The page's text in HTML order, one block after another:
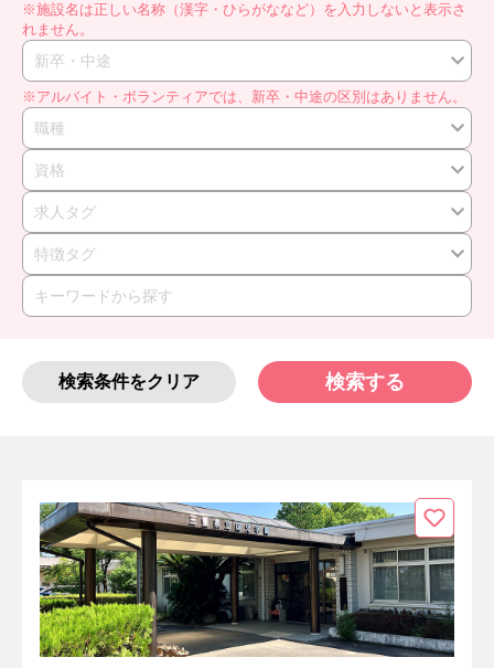
※施設名は正しい名称（漢字・ひらがななど）を入力しないと表示さ
れません。
新卒・中途
※アルバイト・ボランティアでは、新卒・中途の区別はありません。
職種
資格
求人タグ
特徴タグ
検索条件をクリア 検索する